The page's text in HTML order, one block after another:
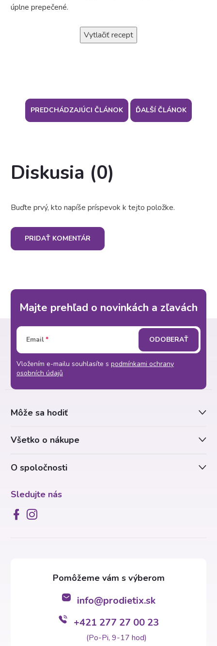
úplne prepečené.
Vytlačiť recept
PREDCHÁDZAJÚCI ČLÁNOK ĎALŠÍ ČLÁNOK
Diskusia (0)
Buďte prvý, kto napíše príspevok k tejto položke.
PRIDAŤ KOMENTÁR
Majte prehľad o novinkách a zľavách
Email
Vložením e-mailu souhlasíte s podmínkami ochrany
osobních údajů
ODOBERAŤ
O spoločnosti
Sledujte nás
Môže sa hodiť
Všetko o nákupe
info@prodietix.sk
+421 277 27 00 23
(Po-Pi, 9-17 hod)